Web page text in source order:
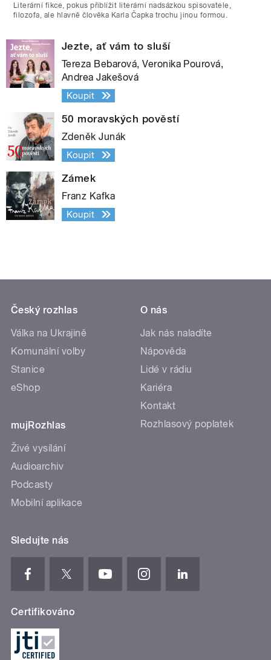
Literární fikce, pokus přiblížit literární nadsázkou spisovatele,
filozofa, ale hlavně člověka Karla Čapka trochu jinou formou.
Jezte, ať vám to sluší
Tereza Bebarová, Veronika Pourová,
Andrea Jakešová
Koupit
50 moravských pověstí
Zdeněk Junák
Koupit
Zámek
Franz Kafka
Koupit
Český rozhlas
Válka na Ukrajině
Komunální volby
Stanice
eShop
mujRozhlas
Živé vysílání
Audioarchiv
Podcasty
Mobilní aplikace
O nás
Jak nás naladíte
Nápověda
Lidé v rádiu
Kariéra
Kontakt
Rozhlasový poplatek
Sledujte nás
Certifikováno